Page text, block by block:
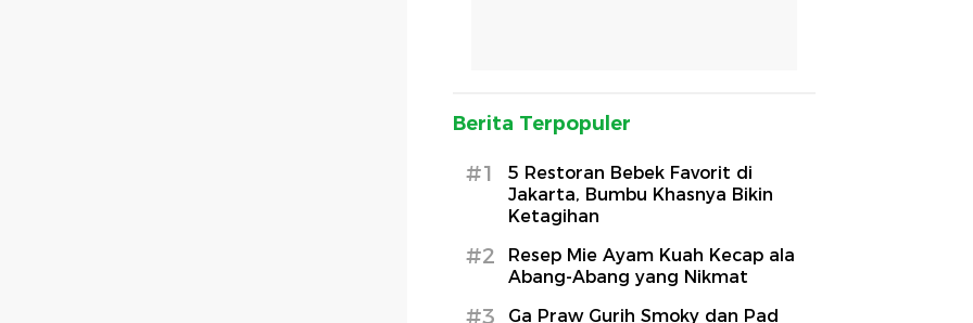
Berita Terpopuler
#1
5 Restoran Bebek Favorit di
Jakarta, Bumbu Khasnya Bikin
Ketagihan
#2
Resep Mie Ayam Kuah Kecap ala
Abang-Abang yang Nikmat
#3
Ga Praw Gurih Smoky dan Pad